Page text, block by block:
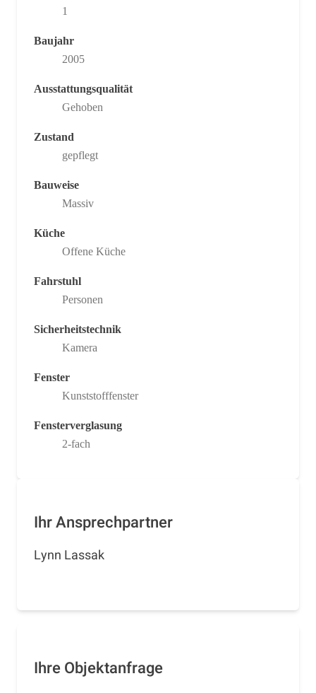
1
Baujahr
2005
Ausstattungsqualität
Gehoben
Zustand
gepflegt
Bauweise
Massiv
Küche
Offene Küche
Fahrstuhl
Personen
Sicherheitstechnik
Kamera
Fenster
Kunststofffenster
Fensterverglasung
2-fach
Ihr Ansprechpartner
Lynn Lassak
Ihre Objektanfrage